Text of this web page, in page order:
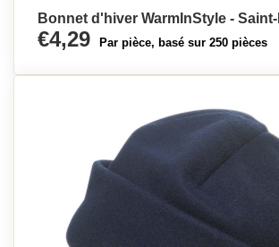
Bonnet d'hiver WarmInStyle -
€4,29 Par pièce, basé sur 250 pièces